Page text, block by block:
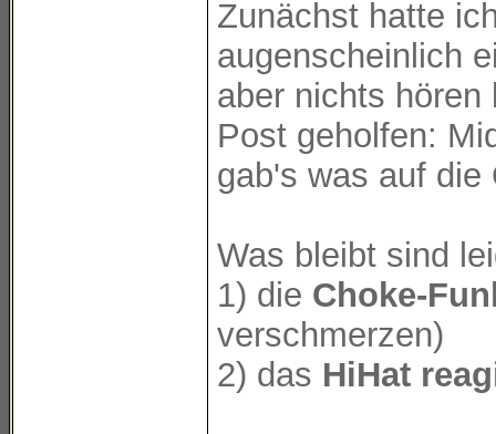
Zunächst hatte
augenscheinlich
aber nichts hören
Post geholfen:
gab's was auf
Was bleibt sind
1) die Choke-
verschmerzen)
2) das HiHat